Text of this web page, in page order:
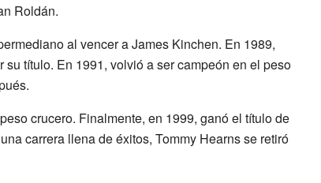
Roldán.
al vencer a James Kinchen. En 1989,
su título. En 1991, volvió a ser campeón en el peso
crucero. Finalmente, en 1999, ganó el título de
carrera llena de éxitos, Tommy Hearns se retiró